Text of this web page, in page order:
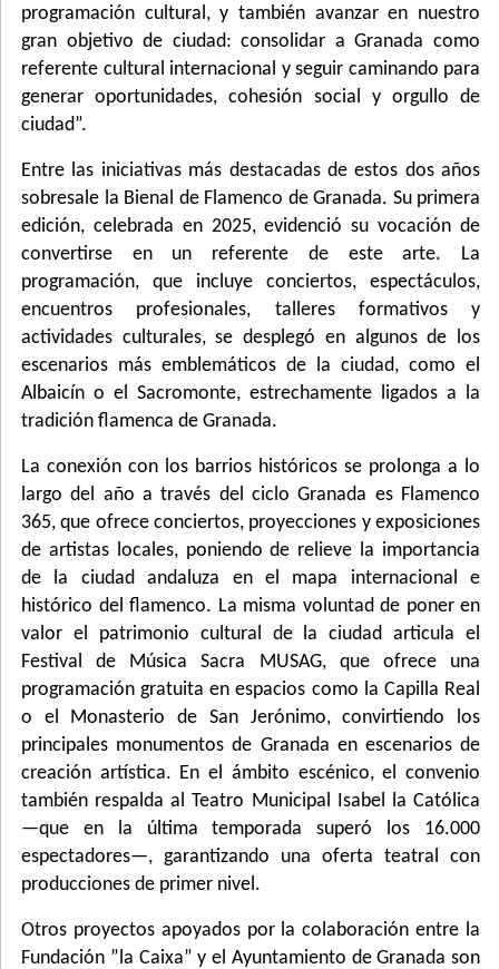
programación cultural, y también avanzar en nuestro
gran objetivo de ciudad: consolidar a Granada como
referente cultural internacional y seguir caminando para
generar oportunidades, cohesión social y orgullo de
ciudad”.
Entre las iniciativas más destacadas de estos dos años
sobresale la Bienal de Flamenco de Granada. Su primera
edición, celebrada en 2025, evidenció su vocación de
convertirse en un referente de este arte. La
programación, que incluye conciertos, espectáculos,
encuentros profesionales, talleres formativos y
actividades culturales, se desplegó en algunos de los
escenarios más emblemáticos de la ciudad, como el
Albaicín o el Sacromonte, estrechamente ligados a la
tradición flamenca de Granada.
La conexión con los barrios históricos se prolonga a lo
largo del año a través del ciclo Granada es Flamenco
365, que ofrece conciertos, proyecciones y exposiciones
de artistas locales, poniendo de relieve la importancia
de la ciudad andaluza en el mapa internacional e
histórico del flamenco. La misma voluntad de poner en
valor el patrimonio cultural de la ciudad articula el
Festival de Música Sacra MUSAG, que ofrece una
programación gratuita en espacios como la Capilla Real
o el Monasterio de San Jerónimo, convirtiendo los
principales monumentos de Granada en escenarios de
creación artística. En el ámbito escénico, el convenio
también respalda al Teatro Municipal Isabel la Católica
—que en la última temporada superó los 16.000
espectadores—, garantizando una oferta teatral con
producciones de primer nivel.
Otros proyectos apoyados por la colaboración entre la
Fundación ”la Caixa” y el Ayuntamiento de Granada son